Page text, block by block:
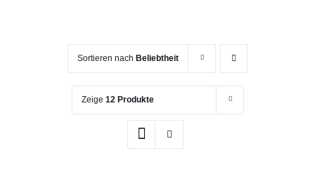
Sortieren nach Beliebtheit
Zeige 12 Produkte